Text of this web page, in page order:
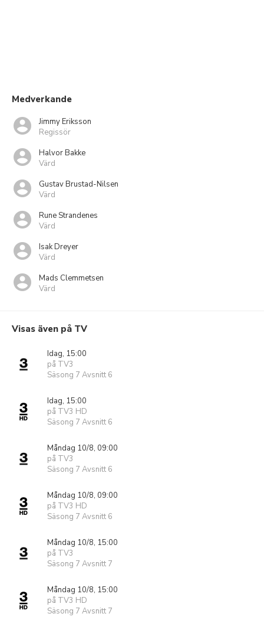
Medverkande
Jimmy Eriksson
Regissör
Halvor Bakke
Värd
Gustav Brustad-Nilsen
Värd
Rune Strandenes
Värd
Isak Dreyer
Värd
Mads Clemmetsen
Värd
Visas även på TV
Idag, 15:00
på TV3
Säsong 7 Avsnitt 6
Idag, 15:00
på TV3 HD
Säsong 7 Avsnitt 6
Måndag 10/8, 09:00
på TV3
Säsong 7 Avsnitt 6
Måndag 10/8, 09:00
på TV3 HD
Säsong 7 Avsnitt 6
Måndag 10/8, 15:00
på TV3
Säsong 7 Avsnitt 7
Måndag 10/8, 15:00
på TV3 HD
Säsong 7 Avsnitt 7